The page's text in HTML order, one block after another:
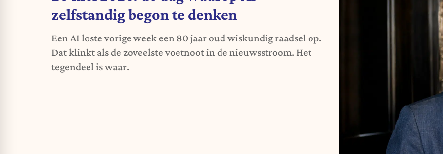
zelfstandig begon te denken
Een AI loste vorige week een 80 jaar oud wiskundig raadsel op.
Dat klinkt als de zoveelste voetnoot in de nieuwsstroom. Het
tegendeel is waar.